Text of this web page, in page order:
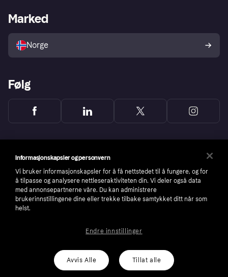
Utforsk butikker
Merchant portal
Marked
Norge
Følg
number: 556737-0431
Cookies Klarna.com
Informasjonskapsler og personvern
Vi bruker informasjonskapsler for å få nettstedet til å fungere, og for
å tilpasse og analysere nettleseraktiviteten din. Vi deler også data
med annonsepartnerne våre. Du kan administrere
brukerinnstillingene dine eller trekke tilbake samtykket ditt når som
helst.
Avvis Alle Tillat alle
Endre innstillinger